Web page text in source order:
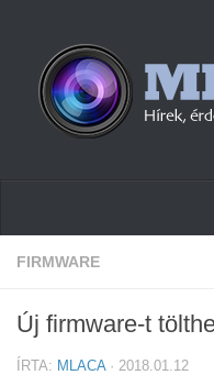
Hírek
Cikkek
FIRMWARE
Új firmware-t
ÍRTA: MLACA· 2018.01.12